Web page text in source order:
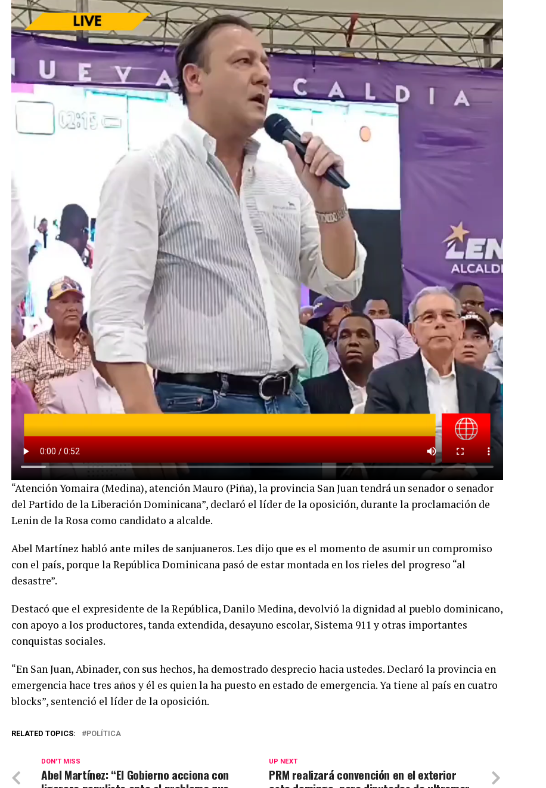
“Atención Yomaira (Medina), atención Mauro (Piña), la provincia San Juan tendrá un senador o senador
del Partido de la Liberación Dominicana”, declaró el líder de la oposición, durante la proclamación de
Lenin de la Rosa como candidato a alcalde.
Abel Martínez habló ante miles de sanjuaneros. Les dijo que es el momento de asumir un compromiso
con el país, porque la República Dominicana pasó de estar montada en los rieles del progreso “al
desastre”.
Destacó que el expresidente de la República, Danilo Medina, devolvió la dignidad al pueblo dominicano,
con apoyo a los productores, tanda extendida, desayuno escolar, Sistema 911 y otras importantes
conquistas sociales.
“En San Juan, Abinader, con sus hechos, ha demostrado desprecio hacia ustedes. Declaró la provincia en
emergencia hace tres años y él es quien la ha puesto en estado de emergencia. Ya tiene al país en cuatro
blocks”, sentenció el líder de la oposición.
RELATED TOPICS: POLÍTICA
UP NEXT
PRM realizará convención en el exterior
DON'T MISS
Abel Martínez: “El Gobierno acciona con